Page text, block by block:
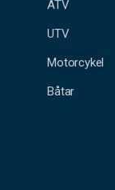
ATV
UTV
Motorcykel
Båtar